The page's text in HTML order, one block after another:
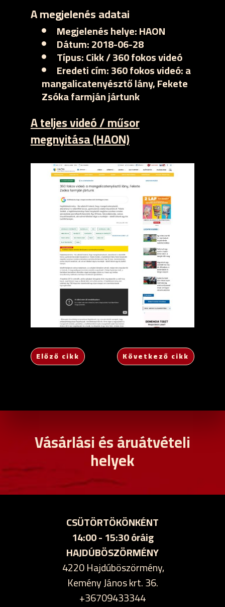
A megjelenés adatai
Megjelenés helye:HAON
Dátum:2018-06-28
Típus:Cikk / 360 fokos videó
Eredeti cím:360 fokos videó: a
mangalicatenyésztő lány, Fekete
Zsóka farmján jártunk
A teljes videó / műsor
megnyitása (HAON)
Előző cikk Következő cikk
Vásárlási és áruátvételi
helyek
CSÜTÖRTÖKÖNKÉNT
14:00 - 15:30 óráig
HAJDÚBÖSZÖRMÉNY
4220 Hajdúböszörmény,
Kemény János krt. 36.
+36709433344